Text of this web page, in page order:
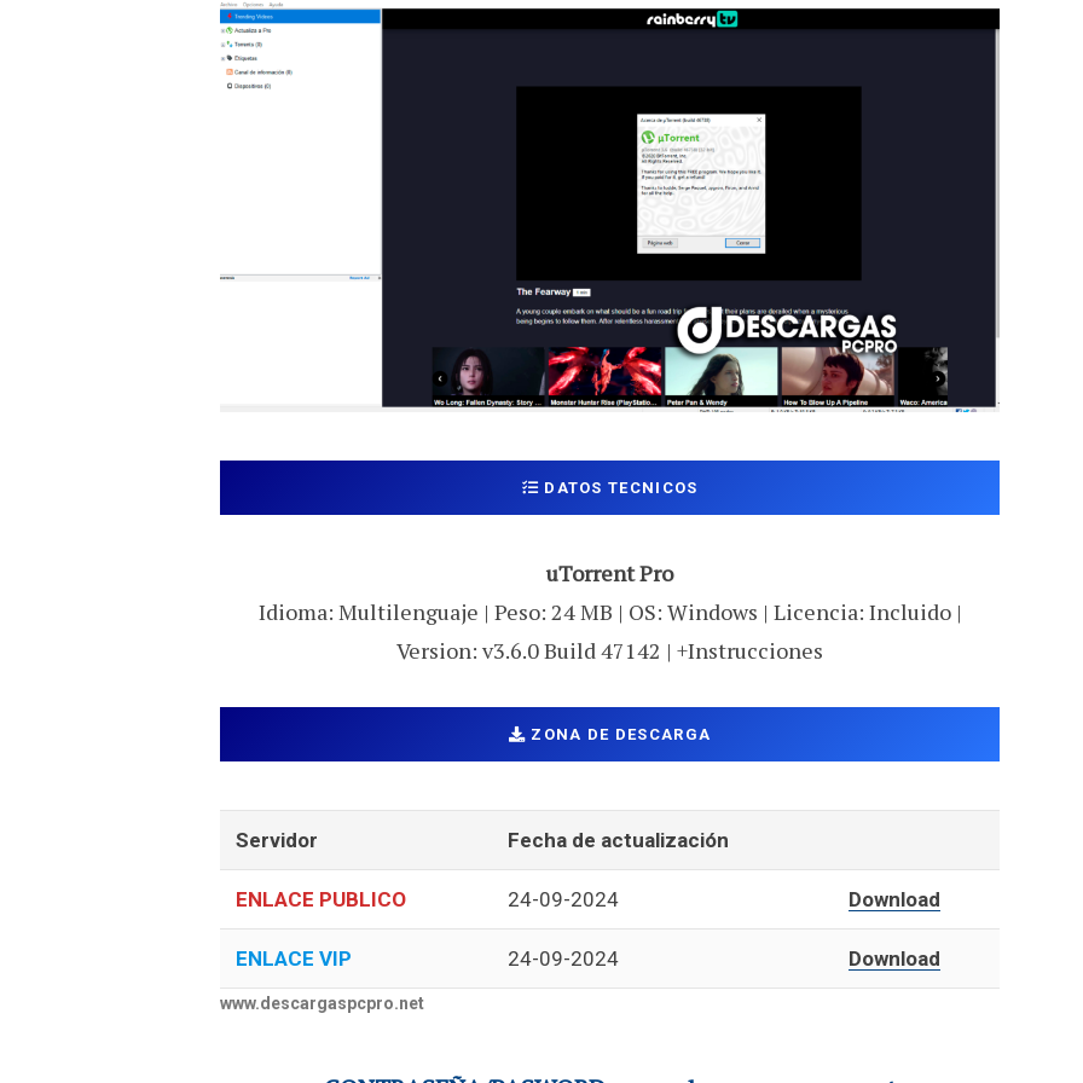
DATOS TECNICOS
uTorrent Pro
Idioma: Multilenguaje | Peso: 24 MB | OS: Windows | Licencia: Incluido |
Version: v3.6.0 Build 47142 | +Instrucciones
ZONA DE DESCARGA
Servidor Fecha de actualización
ENLACE PUBLICO 24-09-2024 Download
ENLACE VIP 24-09-2024 Download
www.descargaspcpro.net